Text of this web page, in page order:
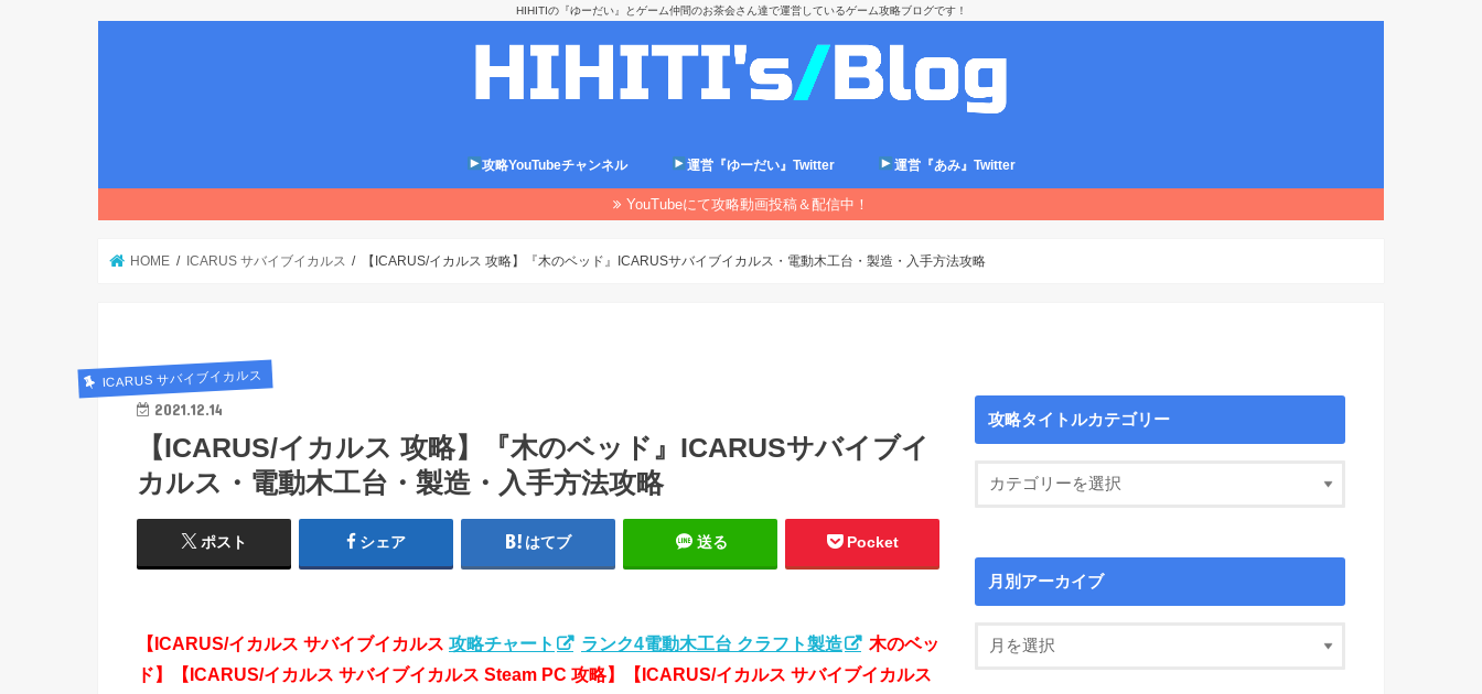
HIHITIの『ゆーだい』とゲーム仲間のお茶会さん達で運営しているゲーム攻略ブログです！
攻略YouTubeチャンネル 運営『ゆーだい』Twitter 運営『あみ』Twitter
YouTubeにて攻略動画投稿＆配信中！
HOME ICARUS サバイブイカルス 【ICARUS/イカルス 攻略】『木のベッド』ICARUSサバイブイカルス・電動木工台・製造・入手方法攻略
ICARUS サバイブイカルス
2021.12.14
【ICARUS/イカルス 攻略】『木のベッド』ICARUSサバイブイ
カルス・電動木工台・製造・入手方法攻略
ポスト シェア はてブ 送る Pocket
【ICARUS/イカルス サバイブイカルス 攻略チャート ランク4電動木工台 クラフト製造
木のベッ
ド】【ICARUS/イカルス サバイブイカルス Steam PC 攻略】【ICARUS/イカルス サバイブイカルス
攻略タイトルカテゴリー
月別アーカイブ